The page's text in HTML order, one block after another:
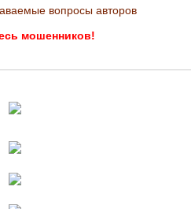
вопросы авторов
мошенников!